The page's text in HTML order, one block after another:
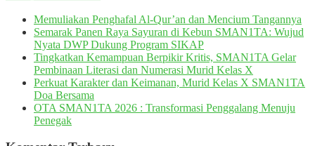
Memuliakan Penghafal Al-Qur’an dan Mencium Tangannya
Semarak Panen Raya Sayuran di Kebun SMAN1TA: Wujud
Nyata DWP Dukung Program SIKAP
Tingkatkan Kemampuan Berpikir Kritis, SMAN1TA Gelar
Pembinaan Literasi dan Numerasi Murid Kelas X
Perkuat Karakter dan Keimanan, Murid Kelas X SMAN1TA
Doa Bersama
OTA SMAN1TA 2026 : Transformasi Penggalang Menuju
Penegak